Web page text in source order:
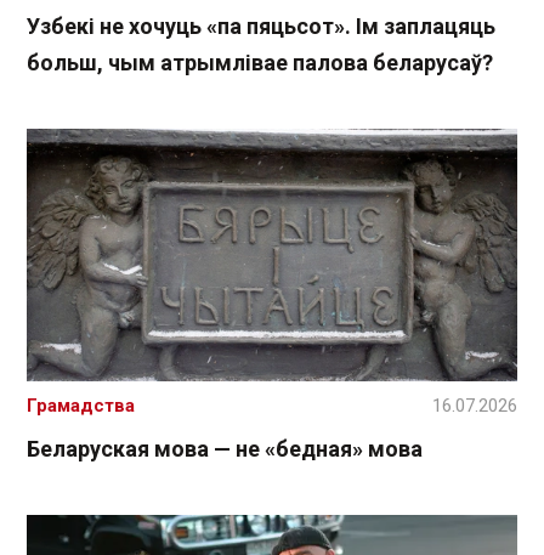
Узбекі не хочуць «па пяцьсот». Ім заплацяць
больш, чым атрымлівае палова беларусаў?
Беларуская мова — не «бедная» мова
Грамадства 16.07.2026